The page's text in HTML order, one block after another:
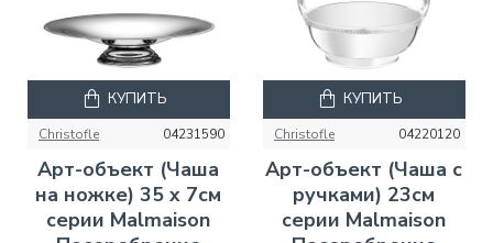
Christofle 04231590
Арт-объект (Чаша
на ножке) 35 x 7см
серии Malmaison
КУПИТЬ
Christofle 04220120
Арт-объект (Чаша с
ручками) 23см
серии Malmaison
КУПИТЬ